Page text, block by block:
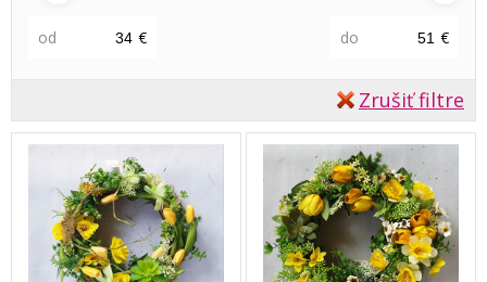
od € do €
Zrušiť filtre